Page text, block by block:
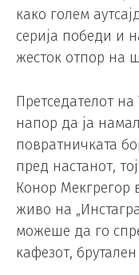
како голем
серија победи и
жесток отпор на
Претседателот
напор да ја
повратничката
пред настанот,
Конор Мекгрегор
живо на
можеше да го
кафезот,